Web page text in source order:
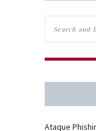
Ataque